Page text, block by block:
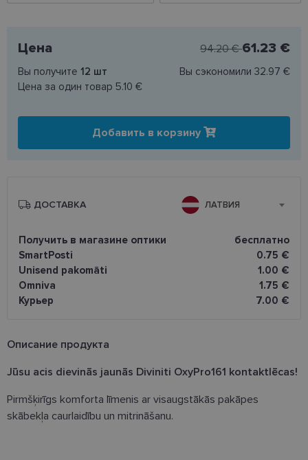
Oписание продукта
Jūsu acis dievinās jaunās Diviniti OxyPro161 kontaktlēcas!
Pirmšķirīgs komforta līmenis ar visaugstākās pakāpes
skābekļa caurlaidību un mitrināšanu.
Цена 94.20 €61.23 €
Вы получите 12 шт
Цена за один товар 5.10 €
Вы сэкономили 32.97 €
Добавить в корзину
ДОСТАВКА ЛАТВИЯ
Получить в магазине оптики
бесплатно
SmartPosti
0.75 €
Unisend pakomāti
1.00 €
Omniva
1.75 €
Курьер
7.00 €